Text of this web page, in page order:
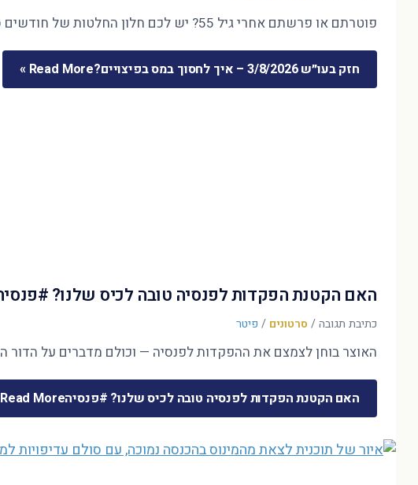
פוטרתם או פרשתם אחרי גיל 55? יש לכם חלון החלטות של חודשים ספורים — והוא קובע את 30 השנים הבאות. המדריך המלא לכסף שמשתחרר …
חזק בעו״ש 3/8/2026 – איך לחסוך במס בפיצויים? Read More »
האם הקטנת הפקדות לפנסיה טובה לכיס שלנו?
כתיבת תגובה/ סרטונים / פיטר
האוצר בוחן לצמצם את ההפקדות לפנסיה — וכולם מדברים על הדור הצעיר.
האם הקטנת הפקדות לפנסיה טובה לכיס שלנו? #פנסיהRead More »